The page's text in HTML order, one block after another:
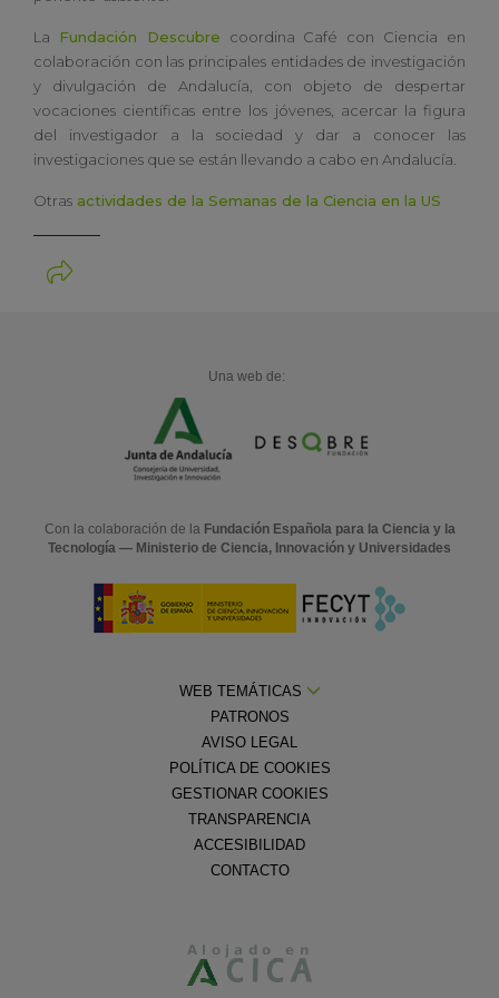
La Fundación Descubre coordina Café con Ciencia en
colaboración con las principales entidades de investigación
y divulgación de Andalucía, con objeto de despertar
vocaciones científicas entre los jóvenes, acercar la figura
del investigador a la sociedad y dar a conocer las
investigaciones que se están llevando a cabo en Andalucía.
Otras actividades de la Semanas de la Ciencia en la US
Una web de:
Con la colaboración de la Fundación Española para la Ciencia y la
Tecnología — Ministerio de Ciencia, Innovación y Universidades
WEB TEMÁTICAS
PATRONOS
AVISO LEGAL
POLÍTICA DE COOKIES
GESTIONAR COOKIES
TRANSPARENCIA
ACCESIBILIDAD
CONTACTO